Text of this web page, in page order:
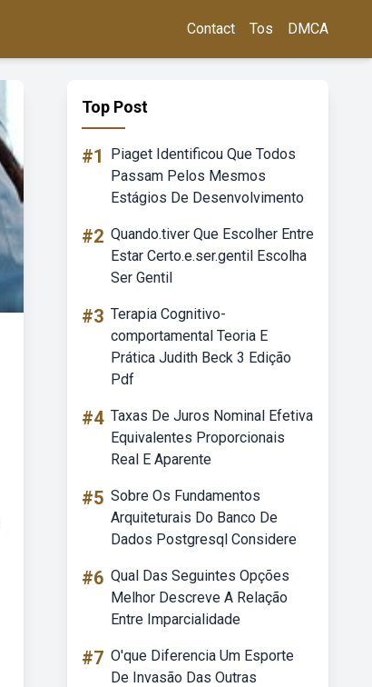
Contact Tos DMCA
Top Post
#1
Piaget Identificou Que Todos
Passam Pelos Mesmos
Estágios De Desenvolvimento
#2 Quando.tiver Que Escolher Entre
Estar Certo.e.ser.gentil Escolha
Ser Gentil
#3 Terapia Cognitivo-
comportamental Teoria E
Prática Judith Beck 3 Edição
Pdf
#4 Taxas De Juros Nominal Efetiva
Equivalentes Proporcionais
Real E Aparente
#5 Sobre Os Fundamentos
Arquiteturais Do Banco De
Dados Postgresql Considere
#6 Qual Das Seguintes Opções
Melhor Descreve A Relação
Entre Imparcialidade
#7 O'que Diferencia Um Esporte
De Invasão Das Outras